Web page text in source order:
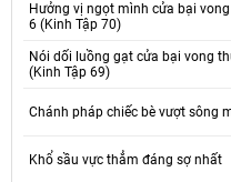
Hưởng vị ngọt mình cửa bại
6 (Kinh Tập 70)
Nói dối luồng gạt cửa bại vong
(Kinh Tập 69)
Chánh pháp chiếc bè vượt sông
Khổ sầu vực thẳm đáng sợ nhất